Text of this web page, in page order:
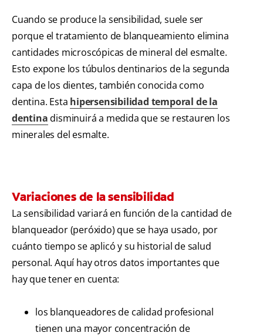
Cuando se produce la sensibilidad, suele ser
porque el tratamiento de blanqueamiento elimina
cantidades microscópicas de mineral del esmalte.
Esto expone los túbulos dentinarios de la segunda
capa de los dientes, también conocida como
dentina. Esta hipersensibilidad temporal de la
dentinadisminuirá a medida que se restauren los
minerales del esmalte.
Variaciones de la sensibilidad
La sensibilidad variará en función de la cantidad de
blanqueador (peróxido) que se haya usado, por
cuánto tiempo se aplicó y su historial de salud
personal. Aquí hay otros datos importantes que
hay que tener en cuenta:
los blanqueadores de calidad profesional
tienen una mayor concentración de